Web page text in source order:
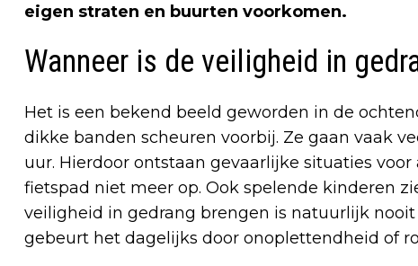
eigen straten en buurten voorkomen.
Wanneer is de veiligheid in
Het is een bekend beeld geworden in de
dikke banden scheuren voorbij. Ze gaan vaak
uur. Hierdoor ontstaan gevaarlijke situaties
fietspad niet meer op. Ook spelende kinderen
veiligheid in gedrang brengen is natuurlijk
gebeurt het dagelijks door onoplettendheid of